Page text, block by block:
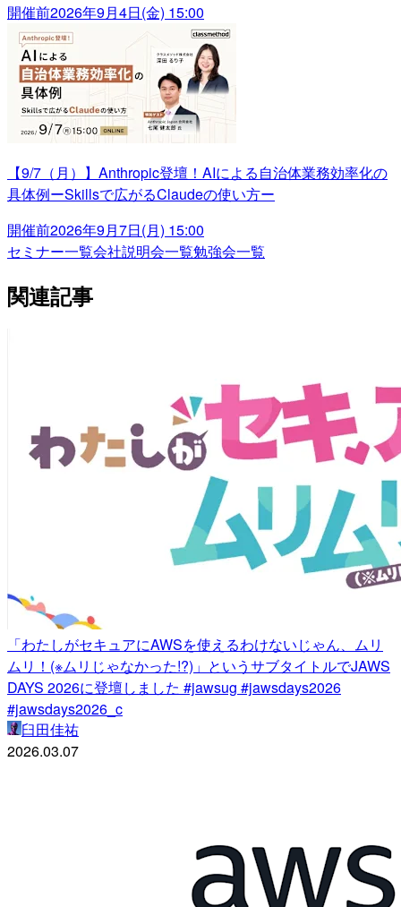
開催前2026年9月4日(金) 15:00
【9/7（月）】Anthropic登壇！AIによる自治体業務効率化の
具体例ーSkillsで広がるClaudeの使い方ー
開催前2026年9月7日(月) 15:00
セミナー一覧会社説明会一覧勉強会一覧
関連記事
「わたしがセキュアにAWSを使えるわけないじゃん、ムリ
ムリ！(※ムリじゃなかった!?)」というサブタイトルでJAWS
DAYS 2026に登壇しました #jawsug #jawsdays2026
#jawsdays2026_c
臼田佳祐
2026.03.07